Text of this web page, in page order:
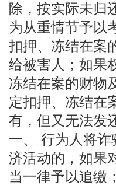
除，按实际未归
为从重情节予以
扣押、冻结在案
给被害人；如果
冻结在案的财物
定扣押、冻结在
有，但又无法发
一、 行为人将
济活动的，如果
当一律予以追缴